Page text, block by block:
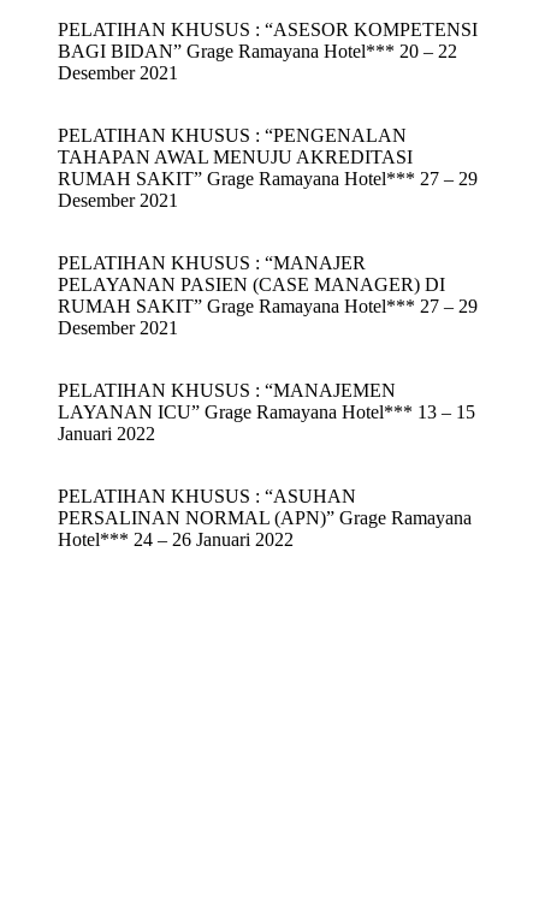
PELATIHAN KHUSUS : “ASESOR KOMPETENSI
BAGI BIDAN” Grage Ramayana Hotel*** 20 – 22
Desember 2021
PELATIHAN KHUSUS : “PENGENALAN
TAHAPAN AWAL MENUJU AKREDITASI
RUMAH SAKIT” Grage Ramayana Hotel*** 27 – 29
Desember 2021
PELATIHAN KHUSUS : “MANAJER
PELAYANAN PASIEN (CASE MANAGER) DI
RUMAH SAKIT” Grage Ramayana Hotel*** 27 – 29
Desember 2021
PELATIHAN KHUSUS : “MANAJEMEN
LAYANAN ICU” Grage Ramayana Hotel*** 13 – 15
Januari 2022
PELATIHAN KHUSUS : “ASUHAN
PERSALINAN NORMAL (APN)” Grage Ramayana
Hotel*** 24 – 26 Januari 2022